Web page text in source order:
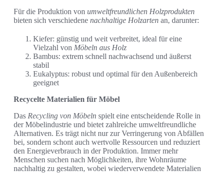
Für die Produktion von umweltfreundlichen Holzprodukten
bieten sich verschiedene nachhaltige Holzarten an, darunter:
Kiefer: günstig und weit verbreitet, ideal für eine
Vielzahl von Möbeln aus Holz
Bambus: extrem schnell nachwachsend und äußerst
stabil
Eukalyptus: robust und optimal für den Außenbereich
geeignet
Recycelte Materialien für Möbel
Das Recycling von Möbeln spielt eine entscheidende Rolle in
der Möbelindustrie und bietet zahlreiche umweltfreundliche
Alternativen. Es trägt nicht nur zur Verringerung von Abfällen
bei, sondern schont auch wertvolle Ressourcen und reduziert
den Energieverbrauch in der Produktion. Immer mehr
Menschen suchen nach Möglichkeiten, ihre Wohnräume
nachhaltig zu gestalten, wobei wiederverwendete Materialien